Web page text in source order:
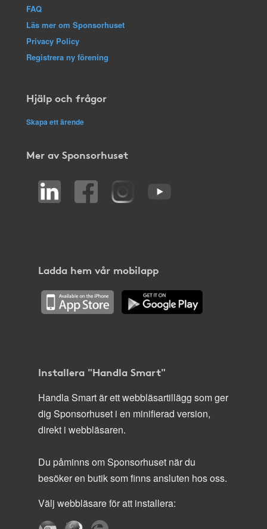
FAQ
Läs mer om Sponsorhuset
Privacy Policy
Registrera ny förening
Hjälp och frågor
Skapa ett ärende
Mer av Sponsorhuset
Ladda hem vår mobilapp
Installera "Handla Smart"
Handla Smart är ett webbläsartillägg som ger
dig Sponsorhuset i en minifierad version,
direkt i webbläsaren.
Du påminns om Sponsorhuset när du
besöker en butik som finns ansluten hos oss.
Välj webbläsare för att installera: